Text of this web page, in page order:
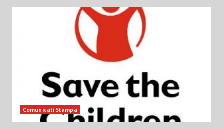
Comunicati Stampa